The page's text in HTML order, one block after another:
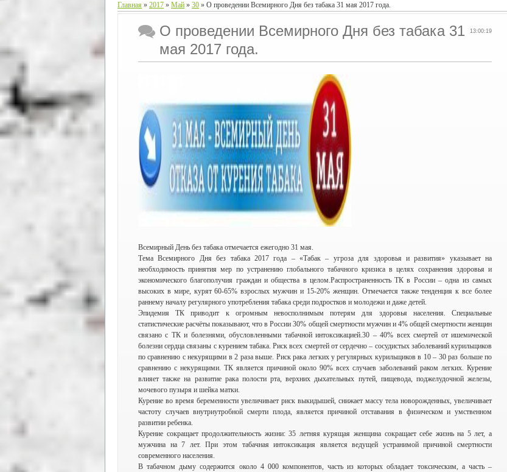
Главная » 2017 » Май » 30 » О проведении Всемирного Дня без табака 31 мая 2017 года.
13:00:19
О проведении Всемирного Дня без табака 31
мая 2017 года.
Всемирный День без табака отмечается ежегодно 31 мая.
Тема Всемирного Дня без табака 2017 года – «Табак – угроза для здоровья и развития» указывает на
необходимость принятия мер по устранению глобального табачного кризиса в целях сохранения здоровья и
экономического благополучия граждан и общества в целом.Распространенность ТК в России – одна из самых
высоких в мире, курят 60-65% взрослых мужчин и 15-20% женщин. Отмечается также тенденция к все более
раннему началу регулярного употребления табака среди подростков и молодежи и даже детей.
Эпидемия ТК приводит к огромным невосполнимым потерям для здоровья населения. Специальные
статистические расчёты показывают, что в России 30% общей смертности мужчин и 4% общей смертности женщин
связано с ТК и болезнями, обусловленными табачной интоксикацией.30 – 40% всех смертей от ишемической
болезни сердца связаны с курением табака. Риск всех смертей от сердечно – сосудистых заболеваний курильщиков
по сравнению с некурящими в 2 раза выше. Риск рака легких у регулярных курильщиков в 10 – 30 раз больше по
сравнению с некурящими. ТК является причиной около 90% всех случаев заболеваний раком легких. Курение
влияет также на развитие рака полости рта, верхних дыхательных путей, пищевода, поджелудочной железы,
мочевого пузыря и шейка матки.
Курение во время беременности увеличивает риск выкидышей, снижает массу тела новорожденных, увеличивает
частоту случаев внутриутробной смерти плода, является причиной отставания в физическом и умственном
развитии ребенка.
Курение сокращает продолжительность жизни: 35 летняя курящая женщина сокращает себе жизнь на 5 лет, а
мужчина на 7 лет. При этом табачная интоксикация является ведущей устранимой причиной смертности
современного населения.
В табачном дыму содержится около 4 000 компонентов, часть из которых обладает токсическим, а часть –